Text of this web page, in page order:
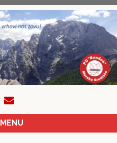
MENU